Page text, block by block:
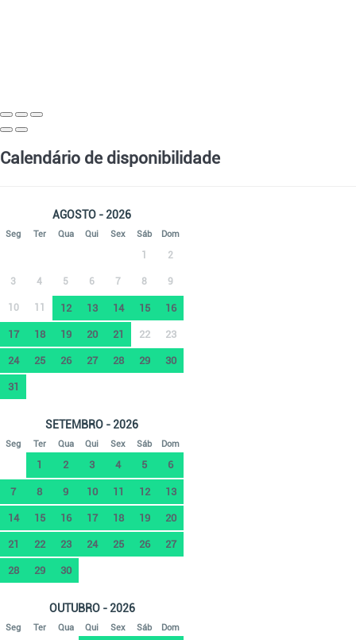
Calendário de disponibilidade
AGOSTO - 2026
Seg Ter Qua Qui Sex Sáb Dom
1 2
3 4 5 6 7 8 9
10 11 12 13 14 15 16
17 18 19 20 21 22 23
24 25 26 27 28 29 30
31
SETEMBRO - 2026
Seg Ter Qua Qui Sex Sáb Dom
1 2 3 4 5 6
7 8 9 10 11 12 13
14 15 16 17 18 19 20
21 22 23 24 25 26 27
28 29 30
OUTUBRO - 2026
Seg Ter Qua Qui Sex Sáb Dom